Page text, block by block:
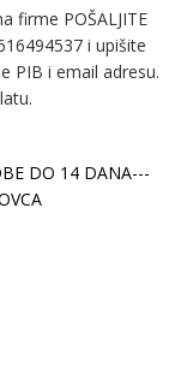
firme POŠALJITE
i upišite
PIB i email adresu.
DO 14 DANA---